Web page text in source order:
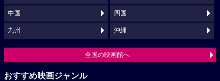
中国 四国
九州 沖縄
全国の映画館へ
おすすめ映画ジャンル